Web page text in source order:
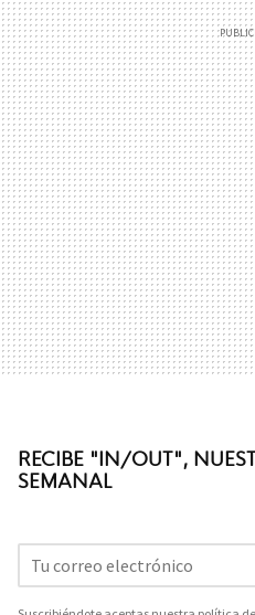
RECIBE "IN/OUT",
SEMANAL